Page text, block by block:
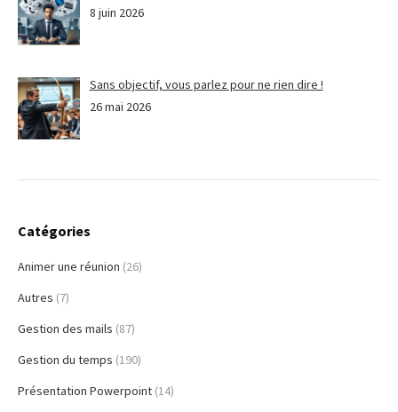
8 juin 2026
Sans objectif, vous parlez pour ne rien dire !
26 mai 2026
Catégories
Animer une réunion (26)
Autres (7)
Gestion des mails (87)
Gestion du temps (190)
Présentation Powerpoint (14)